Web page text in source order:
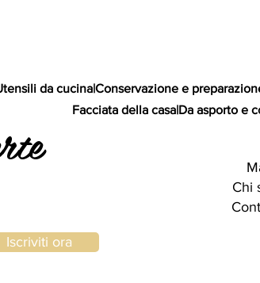
Iscriviti ora
da cucina|Conservazione e
Chi
Facciata della casa|Da asporto e